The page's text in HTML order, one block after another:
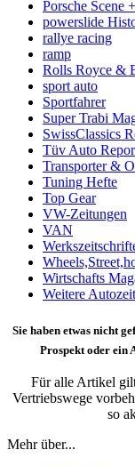
Porsche Scene
powerslide
rallye racing
ramp
Rolls Royce &
sport auto
Sportfahrer
Super Trabi
SwissClassics
Tüv Auto
Transporter &
Tuning Hefte
Top Gear
VW-Zeitungen
VAN
Wirtschafts
Weitere
Sie haben etwas nicht
Prospekt oder ein
Für alle Artikel
Vertriebswege
so
Mehr über...